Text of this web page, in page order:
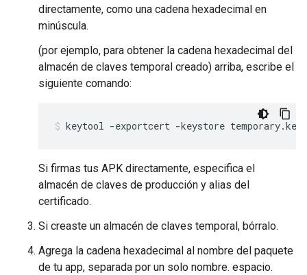
directamente, como una cadena hexadecimal en
minúscula.
(por ejemplo, para obtener la cadena hexadecimal del
almacén de claves temporal creado) arriba, escribe el
siguiente comando:
Si firmas tus APK directamente, especifica el
almacén de claves de producción y alias del
certificado.
Si creaste un almacén de claves temporal, bórralo.
Agrega la cadena hexadecimal al nombre del paquete
de tu app, separada por un solo nombre. espacio.